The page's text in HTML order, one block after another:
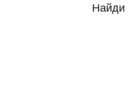
Найди